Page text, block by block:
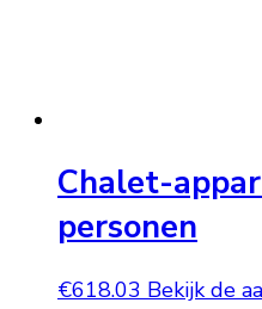
Chalet-
personen
€618.03 Bekijk de